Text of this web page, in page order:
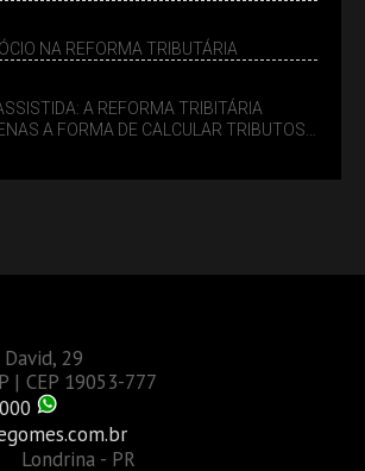
NA REFORMA TRIBUTÁRIA
A REFORMA TRIBITÁRIA
A FORMA DE CALCULAR TRIBUTOS
29
| CEP 19053-777
Londrina - PR